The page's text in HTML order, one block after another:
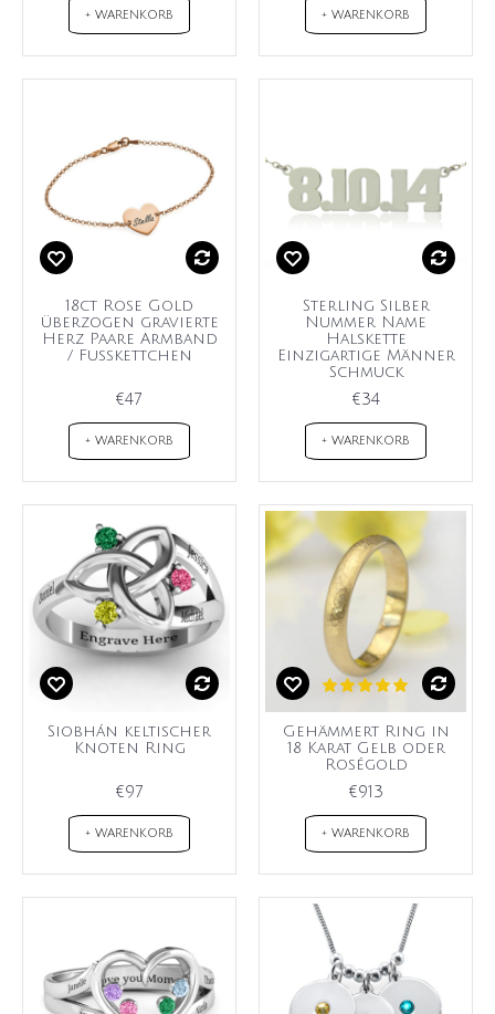
+ WARENKORB + WARENKORB
18ct Rose Gold
überzogen gravierte
Herz Paare Armband
/ Fußkettchen
€47
+ WARENKORB
Sterling Silber
Nummer Name
Halskette
Einzigartige Männer
Schmuck
€34
+ WARENKORB
Siobhán keltischer
Knoten Ring
€97
+ WARENKORB
Gehämmert Ring in
18 Karat Gelb oder
Roségold
€913
+ WARENKORB